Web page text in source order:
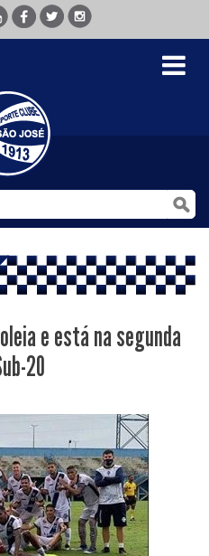
Toggle
e está na segunda
20